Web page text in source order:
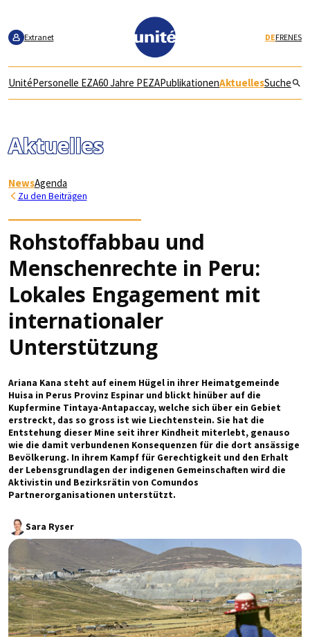
springen
springen
springen
Extranet DEFRENES
UnitéPersonelle EZA60 Jahre PEZAPublikationenAktuellesSuche
Aktuelles
NewsAgenda
Zu den Beiträgen
Rohstoffabbau und
Menschenrechte in Peru:
Lokales Engagement mit
internationaler
Unterstützung
Ariana Kana steht auf einem Hügel in ihrer Heimatgemeinde
Huisa in Perus Provinz Espinar und blickt hinüber auf die
Kupfermine Tintaya-Antapaccay, welche sich über ein Gebiet
erstreckt, das so gross ist wie Liechtenstein. Sie hat die
Entstehung dieser Mine seit ihrer Kindheit miterlebt, genauso
wie die damit verbundenen Konsequenzen für die dort ansässige
Bevölkerung. In ihrem Kampf für Gerechtigkeit und den Erhalt
der Lebensgrundlagen der indigenen Gemeinschaften wird die
Aktivistin und Bezirksrätin von Comundos
Partnerorganisationen unterstützt.
Sara Ryser